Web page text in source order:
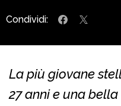
Condividi:
La più giovane
27 anni e una